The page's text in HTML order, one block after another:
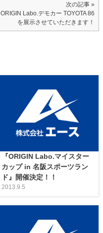
次の記事 »
ORIGIN Labo.デモカー TOYOTA 86
を展示させていただきます！
『ORIGIN Labo.マイスター
カップ in 名阪スポーツラン
ド』開催決定！！
2013.9.5